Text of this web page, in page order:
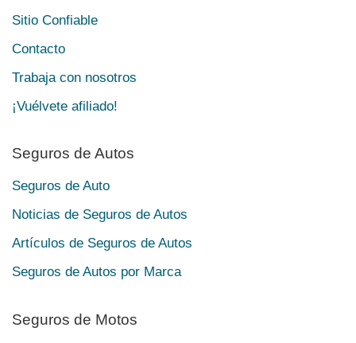
Sitio Confiable
Contacto
Trabaja con nosotros
¡Vuélvete afiliado!
Seguros de Autos
Seguros de Auto
Noticias de Seguros de Autos
Artículos de Seguros de Autos
Seguros de Autos por Marca
Seguros de Motos